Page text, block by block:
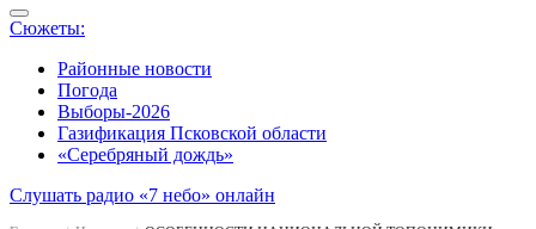
Сюжеты:
Районные новости
Погода
Выборы-2026
Газификация Псковской области
«Серебряный дождь»
Слушать радио «7 небо» онлайн